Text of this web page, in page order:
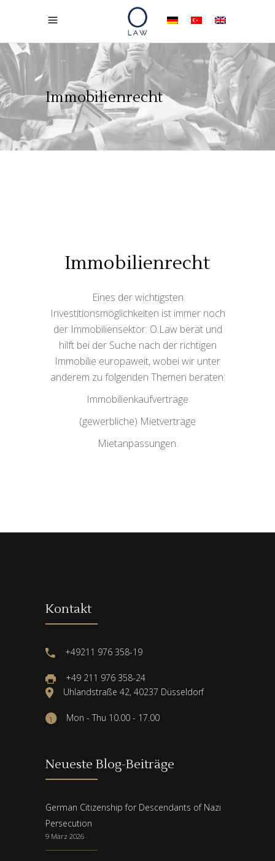
Immobilienrecht
Immobilienrecht
Eines der wichtigsten
Investitionsmöglichkeiten ist immer noch
der Immobiliensektor. O.Law berät und
hilft bei der Suche nach der richtigen
Immobilie europaweit, wobei wir unter
anderem zu folgenden Themen beraten:
Immobilienkaufverträge
(gewerbliche) Mietverträge
Mietanpassungen.
Kontakt
+49211 976 358-19
+49 211 976 358-24
Uhlandstraße 42, 40237 Düsseldorf
Mon - Thu 10.00 - 17.00
Neueste Blog-Beiträge
German Citizenship for Descendants of Nazi
Persecution
9 März 2026